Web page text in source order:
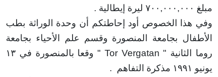
ليرة إيطالية .
الخصوص أود إحاطتكم أن وحدة الوراثة بطب
بجامعة المنصورة وقسم علم الأحياء بجامعة
" Tor Vergatan " وقعا بالمنصورة
في ١٣
۱۹۹۱مذكرة التفاهم .